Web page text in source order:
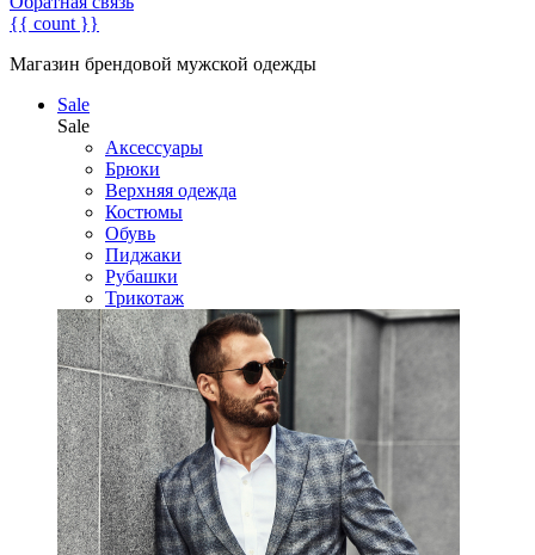
{{ count }}
Магазин брендовой мужской одежды
Sale
Sale
Аксессуары
Брюки
Верхняя одежда
Костюмы
Обувь
Пиджаки
Рубашки
Трикотаж